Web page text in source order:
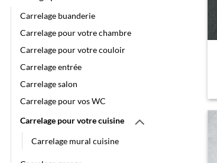
Carrelage buanderie
Carrelage pour votre chambre
Carrelage pour votre couloir
Carrelage entrée
Carrelage salon
Carrelage pour vos WC
Carrelage pour votre cuisine
Carrelage mural cuisine